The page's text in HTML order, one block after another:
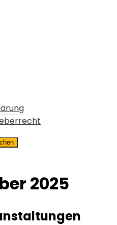
2025